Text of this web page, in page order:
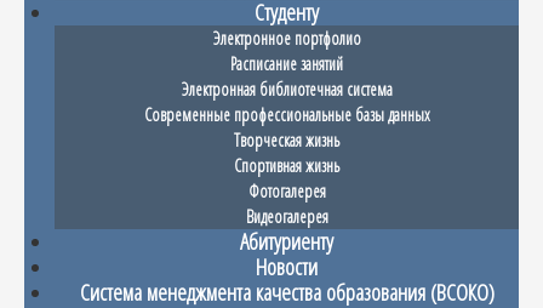
Студенту
Электронное портфолио
Расписание занятий
Электронная библиотечная система
Современные профессиональные базы данных
Творческая жизнь
Спортивная жизнь
Фотогалерея
Видеогалерея
Абитуриенту
Новости
Система менеджмента качества образования (ВСОКО)